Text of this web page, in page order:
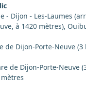
- Dijon - Les-Laumes
à 1420 mètres),
de Dijon-Porte-Neuve (3
de Dijon-Porte-Neuve